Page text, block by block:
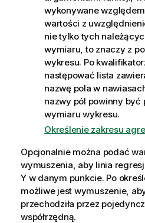
wykonywane
wartości z
nie tylko tych
wymiaru, to znaczy z
wykresu. Po
następować lista
nazwę pola w
nazwy pól powinny
wymiaru wykresu.
Określenie zakresu
Opcjonalnie można podać
wymuszenia, aby linia
Y w danym punkcie. Po
możliwe jest wymuszenie,
przechodziła przez
współrzędną.